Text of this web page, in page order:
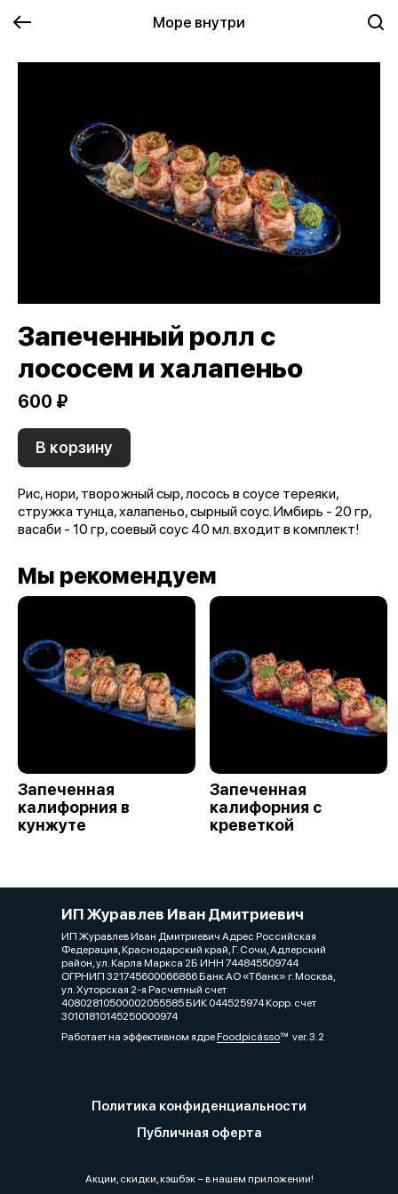
Море внутри
Запеченный ролл с
лососем и халапеньо
600 ₽
В корзину
Рис, нори, творожный сыр, лосось в соусе тереяки,
стружка тунца, халапеньо, сырный соус. Имбирь - 20 гр,
васаби - 10 гр, соевый соус 40 мл. входит в комплект!
Мы рекомендуем
Запеченная
калифорния в
кунжуте
Запеченная
калифорния с
креветкой
ИП Журавлев Иван Дмитриевич
ИП Журавлев Иван Дмитриевич Адрес Российская
Федерация, Краснодарский край, Г. Сочи, Адлерский
район, ул. Карла Маркса 2Б ИНН 744845509744
ОГРНИП 321745600066866 Банк АО «Тбанк» г. Москва,
ул. Хуторская 2-я Расчетный счет
40802810500002055585 БИК 044525974 Корр. счет
30101810145250000974
Работает на эффективном ядреFoodpicássover. 3.2
Политика конфиденциальности
Публичная оферта
Акции, скидки, кэшбэк − в нашем приложении!